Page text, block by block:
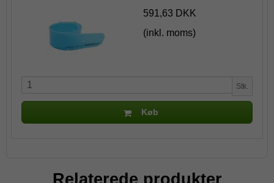
591,63 DKK
(inkl. moms)
Stk.
Køb
Relaterede produkter